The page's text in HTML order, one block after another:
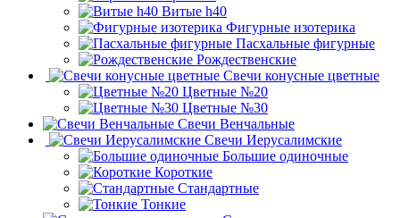
Витые h40
Фигурные изотерика
Пасхальные фигурные
Рождественские
Свечи конусные цветные
Цветные №20
Цветные №30
Свечи Венчальные
Свечи Иерусалимские
Большие одиночные
Короткие
Стандартные
Тонкие